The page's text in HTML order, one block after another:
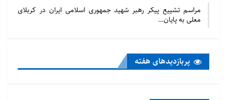
مراسم تشییع پیکر رهبر شهید جمهوری اسلامی ایران در کربلای
معلی به پایان…
پربازدید‌های هفته